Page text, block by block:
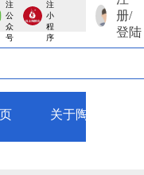
注
公
众
号
注
小
程
序
册/
登陆
关于陶博会